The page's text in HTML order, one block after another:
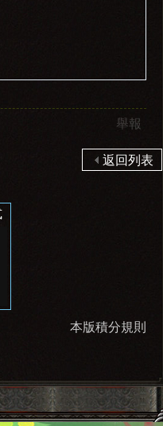
舉報
返回列表
本版積分規則